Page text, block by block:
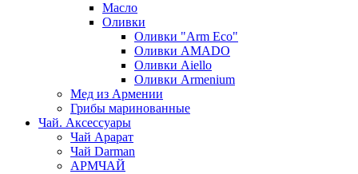
Масло
Оливки
Оливки "Arm Eco"
Оливки AMADO
Оливки Aiello
Оливки Armenium
Мед из Армении
Грибы маринованные
Чай. Аксессуары
Чай Арарат
Чай Darman
АРМЧАЙ